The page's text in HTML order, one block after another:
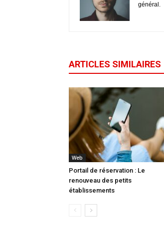
général.
ARTICLES SIMILAIRES
Web
Portail de réservation : Le
renouveau des petits
établissements